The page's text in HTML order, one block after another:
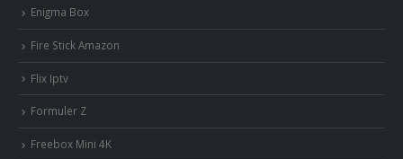
Enigma Box
Fire Stick Amazon
Flix Iptv
Formuler Z
Freebox Mini 4K